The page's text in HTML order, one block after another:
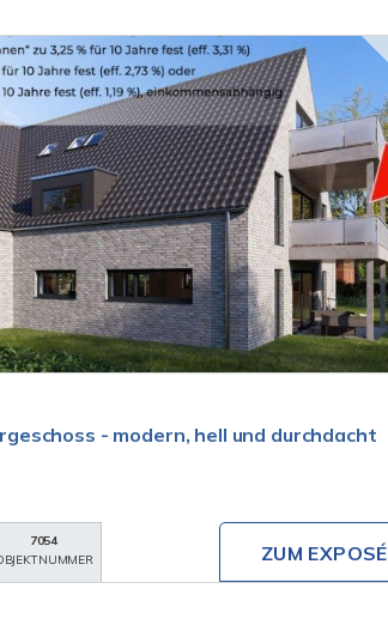
- modern, hell und durchdacht
7054
ZUM EXPOSÉ